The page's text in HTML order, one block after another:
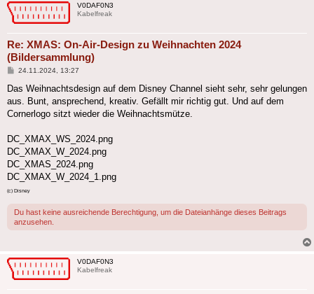
V0DAF0N3
Kabelfreak
Re: XMAS: On-Air-Design zu Weihnachten 2024
(Bildersammlung)
Beitrag
24.11.2024, 13:27
Das Weihnachtsdesign auf dem Disney Channel sieht sehr, sehr gelungen
aus. Bunt, ansprechend, kreativ. Gefällt mir richtig gut. Und auf dem
Cornerlogo sitzt wieder die Weihnachtsmütze.
DC_XMAX_WS_2024.png
DC_XMAX_W_2024.png
DC_XMAS_2024.png
DC_XMAX_W_2024_1.png
(c) Disney
Du hast keine ausreichende Berechtigung, um die Dateianhänge dieses Beitrags
anzusehen.
V0DAF0N3
Kabelfreak